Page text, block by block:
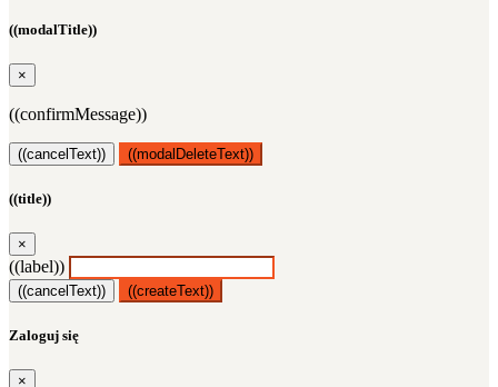
((modalTitle))
×
((confirmMessage))
((cancelText)) ((modalDeleteText))
((title))
×
((label))
((cancelText)) ((createText))
Zaloguj się
×